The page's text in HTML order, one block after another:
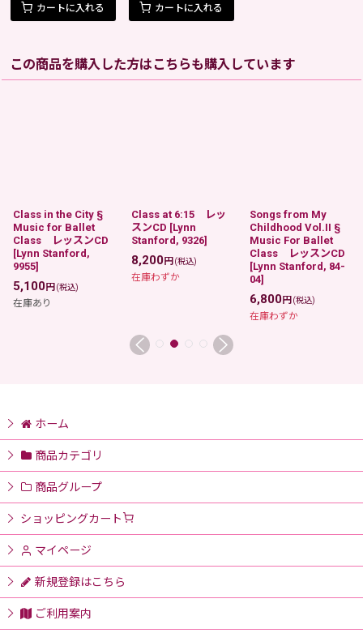
カートに入れる カートに入れる
この商品を購入した方はこちらも購入しています
Class in the City §
Music for Ballet
Class レッスンCD
[Lynn Stanford,
9955]
5,100円 (税込)
在庫あり
Class at 6:15 レッ
スンCD [Lynn
Stanford, 9326]
8,200円 (税込)
在庫わずか
Songs from My
Childhood Vol.II §
Music For Ballet
Class レッスンCD
[Lynn Stanford, 84-
04]
6,800円 (税込)
在庫わずか
ホーム
商品カテゴリ
商品グループ
ショッピングカート
マイページ
新規登録はこちら
ご利用案内